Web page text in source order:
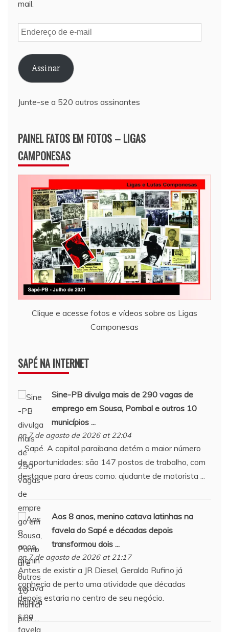
mail.
Endereço
de
e-
mail Assinar
Junte-se a 520 outros assinantes
PAINEL FATOS EM FOTOS – LIGAS
CAMPONESAS
Clique e acesse fotos e vídeos sobre as Ligas
Camponesas
SAPÉ NA INTERNET
Sine-PB divulga mais de 290 vagas de
emprego em Sousa, Pombal e outros 10
municípios ...
on 7 de agosto de 2026 at 22:04
... Sapé. A capital paraibana detém o maior número
de oportunidades: são 147 postos de trabalho, com
destaque para áreas como: ajudante de motorista ...
Aos 8 anos, menino catava latinhas na
favela do Sapée décadas depois
transformou dois ...
on 7 de agosto de 2026 at 21:17
Antes de existir a JR Diesel, Geraldo Rufino já
conhecia de perto uma atividade que décadas
depois estaria no centro de seu negócio.